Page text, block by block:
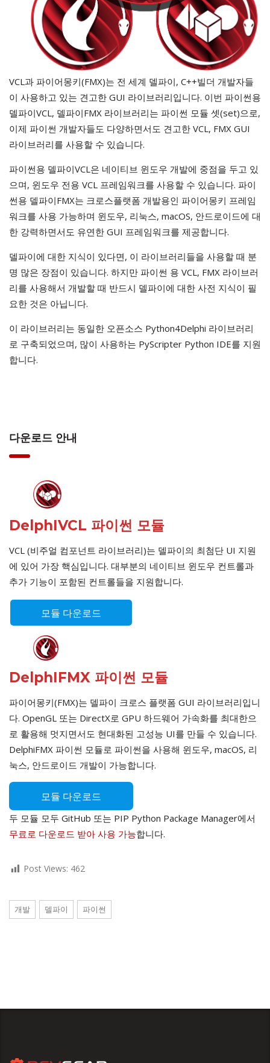
VCL과 파이어몽키(FMX)는 전 세계 델파이, C++빌더 개발자들
이 사용하고 있는 견고한 GUI 라이브러리입니다. 이번 파이썬용
델파이VCL, 델파이FMX 라이브러리는 파이썬 모듈 셋(set)으로,
이제 파이썬 개발자들도 다양하면서도 견고한 VCL, FMX GUI
라이브러리를 사용할 수 있습니다.
파이썬용 델파이VCL은 네이티브 윈도우 개발에 중점을 두고 있
으며, 윈도우 전용 VCL 프레임워크를 사용할 수 있습니다. 파이
썬용 델파이FMX는 크로스플랫폼 개발용인 파이어몽키 프레임
워크를 사용 가능하며 윈도우, 리눅스, macOS, 안드로이드에 대
한 강력하면서도 유연한 GUI 프레임워크를 제공합니다.
델파이에 대한 지식이 있다면, 이 라이브러리들을 사용할 때 분
명 많은 장점이 있습니다. 하지만 파이썬 용 VCL, FMX 라이브러
리를 사용해서 개발할 때 반드시 델파이에 대한 사전 지식이 필
요한 것은 아닙니다.
이 라이브러리는 동일한 오픈소스 Python4Delphi 라이브러리
로 구축되었으며, 많이 사용하는 PyScripter Python IDE를 지원
합니다.
다운로드 안내
DelphIVCL 파이썬 모듈
VCL (비주얼 컴포넌트 라이브러리)는 델파이의 최첨단 UI 지원
에 있어 가장 핵심입니다. 대부분의 네이티브 윈도우 컨트롤과
추가 기능이 포함된 컨트롤들을 지원합니다.
모듈 다운로드
DelphIFMX 파이썬 모듈
파이어몽키(FMX)는 델파이 크로스 플랫폼 GUI 라이브러리입니
다. OpenGL 또는 DirectX로 GPU 하드웨어 가속화를 최대한으
로 활용해 멋지면서도 현대화된 고성능 UI를 만들 수 있습니다.
DelphiFMX 파이썬 모듈로 파이썬을 사용해 윈도우, macOS, 리
눅스, 안드로이드 개발이 가능합니다.
모듈 다운로드
두 모듈 모두 GitHub 또는 PIP Python Package Manager에서
무료로 다운로드 받아 사용 가능합니다.
Post Views: 462
개발 델파이 파이썬